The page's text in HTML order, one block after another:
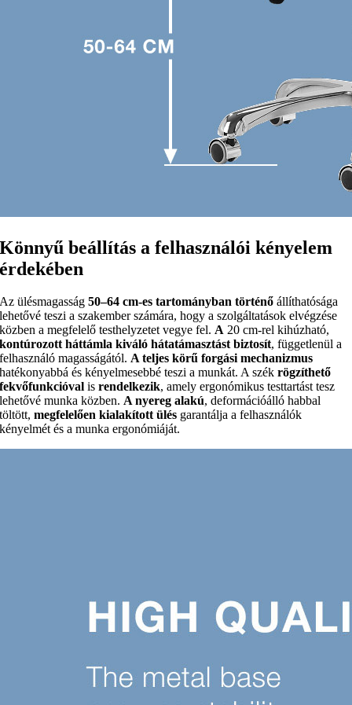
Könnyű beállítás a felhasználói kényelem
érdekében
Az ülésmagasság50–64 cm-es tartományban történő állíthatósága
lehetővé teszi a szakember számára, hogy a szolgáltatások elvégzése
közben a megfelelő testhelyzetet vegye fel.A 20 cm-rel kihúzható,
kontúrozott háttámla kiváló hátatámasztást biztosít, függetlenül a
felhasználó magasságától.A teljes körű forgási mechanizmus
hatékonyabbá és kényelmesebbé teszi a munkát. A székrögzíthető
fekvőfunkcióval isrendelkezik, amely ergonómikus testtartást tesz
lehetővé munka közben.A nyereg alakú, deformációálló habbal
töltött,megfelelően kialakított ülés garantálja a felhasználók
kényelmét és a munka ergonómiáját.